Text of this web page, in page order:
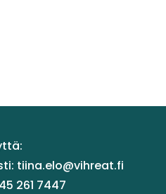
tiina.elo@vihreat.fi
261 7447